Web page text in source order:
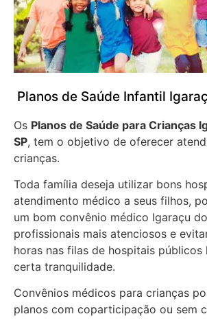
Planos de Saúde Infantil
Os Planos de Saúde para Crianças
SP, tem o objetivo de oferecer
crianças.
Toda família deseja utilizar bons
atendimento médico a seus filhos,
um bom convênio médico Igaraçu
profissionais mais atenciosos e
horas nas filas de hospitais públicos
certa tranquilidade.
Convênios médicos para crianças
planos com coparticipação ou sem